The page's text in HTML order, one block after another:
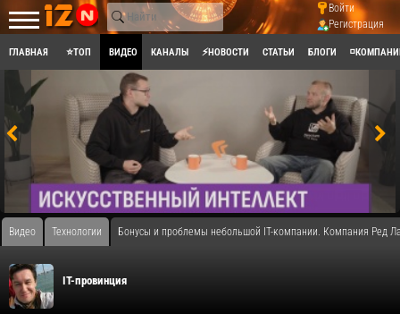
Войти
Регистрация
ГЛАВНАЯ ⭐ТОП ВИДЕО КАНАЛЫ ⚡НОВОСТИ СТАТЬИ БЛОГИ
Видео Технологии Бонусы и проблемы небольшой IT-компании. Компания Ред
IT-провинция